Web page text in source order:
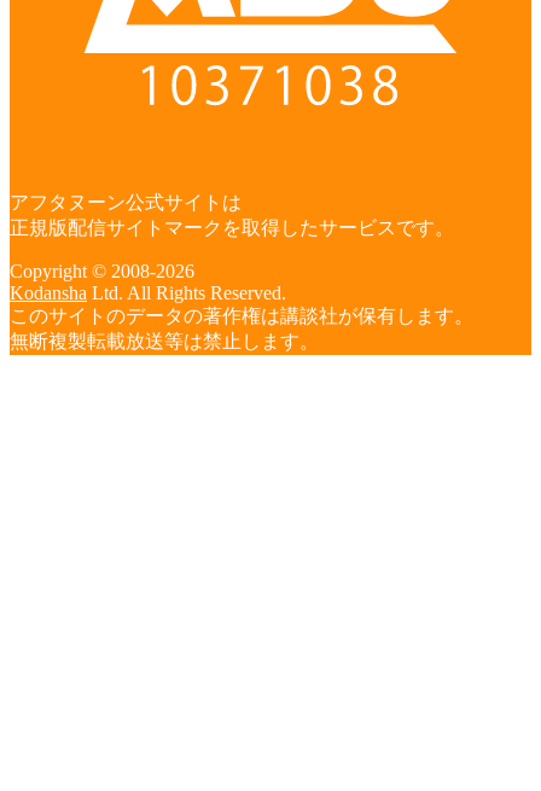
アフタヌーン公式サイトは
正規版配信サイトマークを取得したサービスです。
Copyright © 2008-2026
Kodansha Ltd. All Rights Reserved.
このサイトのデータの著作権は講談社が保有します。
無断複製転載放送等は禁止します。